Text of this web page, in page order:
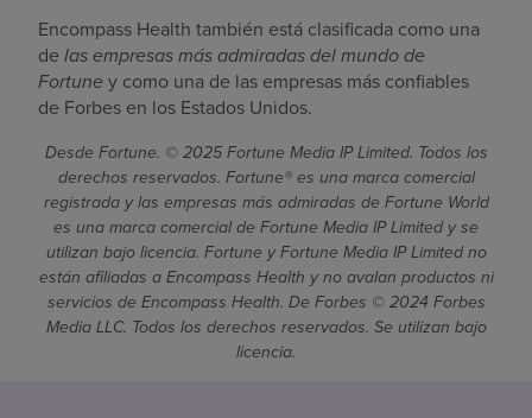
Encompass Health también está clasificada como una
de las empresas más admiradas del mundo de
Fortune y como una de las empresas más confiables
de Forbes en los Estados Unidos.
Desde Fortune. © 2025 Fortune Media IP Limited. Todos los
derechos reservados. Fortune® es una marca comercial
registrada y las empresas más admiradas de Fortune World
es una marca comercial de Fortune Media IP Limited y se
utilizan bajo licencia. Fortune y Fortune Media IP Limited no
están afiliadas a Encompass Health y no avalan productos ni
servicios de Encompass Health. De Forbes © 2024 Forbes
Media LLC. Todos los derechos reservados. Se utilizan bajo
licencia.